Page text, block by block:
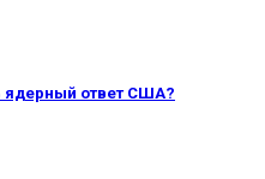
ядерный ответ США?